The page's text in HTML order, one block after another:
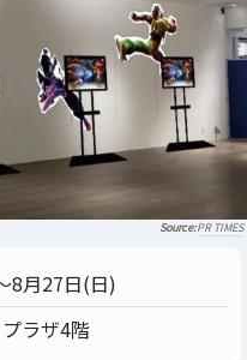
PR TIMES
8月27日(日)
ラザ4階